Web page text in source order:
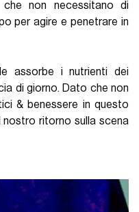
non necessitano di
per agire e penetrare in
assorbe i nutrienti dei
di giorno. Dato che non
& benessere in questo
ritorno sulla scena